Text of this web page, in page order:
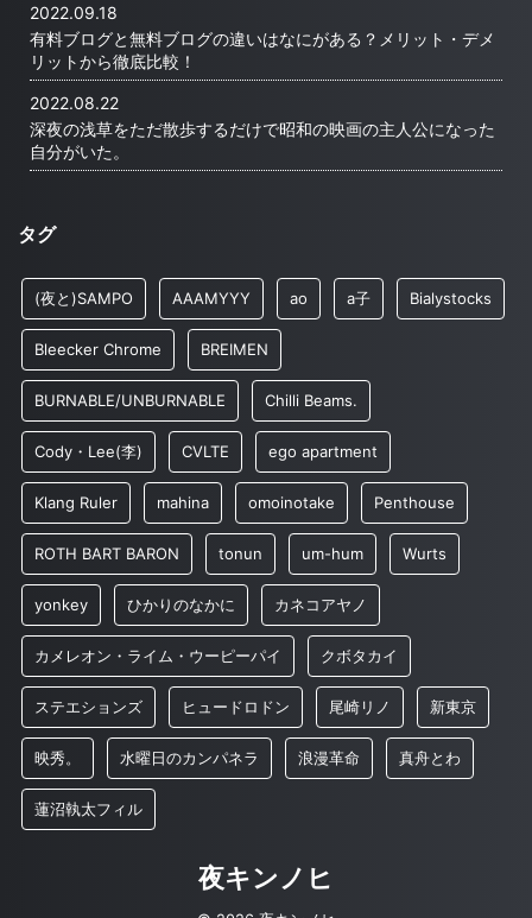
2022.09.18
有料ブログと無料ブログの違いはなにがある？メリット・デメ
リットから徹底比較！
2022.08.22
深夜の浅草をただ散歩するだけで昭和の映画の主人公になった
自分がいた。
タグ
(夜と)SAMPO AAAMYYY ao a子 Bialystocks
Bleecker Chrome BREIMEN
BURNABLE/UNBURNABLE Chilli Beams.
Cody・Lee(李) CVLTE ego apartment
Klang Ruler mahina omoinotake Penthouse
ROTH BART BARON tonun um-hum Wurts
yonkey ひかりのなかに カネコアヤノ
カメレオン・ライム・ウーピーパイ クボタカイ
ステエションズ ヒュードロドン 尾崎リノ 新東京
映秀。 水曜日のカンパネラ 浪漫革命 真舟とわ
蓮沼執太フィル
夜キンノヒ